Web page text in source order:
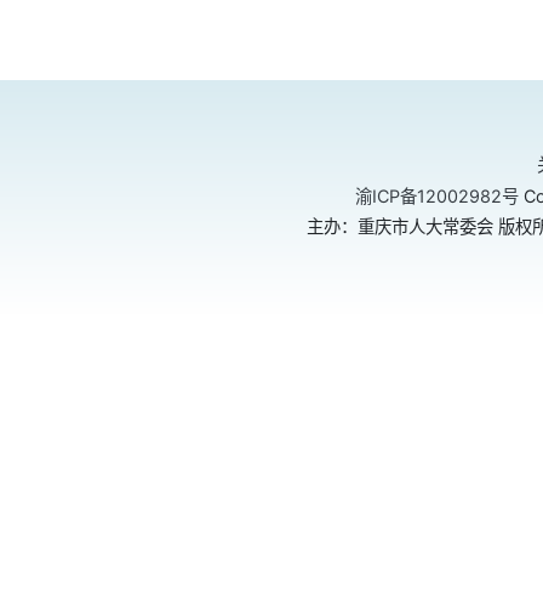
渝ICP备12002982号
主办：重庆市人大常委会 版